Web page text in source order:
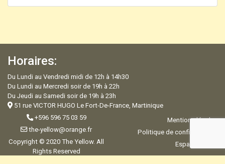
Horaires:
Du Lundi au Vendredi midi de 12h à 14h30
Du Lundi au Mercredi soir de 19h à 22h
Du Jeudi au Samedi soir de 19h à 23h
51 rue VICTOR HUGO Le Fort-De-France, Martinique
+596 596 75 03 59
the-yellow@orange.fr
Copyright © 2020 The Yellow. All
Rights Reserved
Mentions légales
Politique de confidentialité
Espace Admin